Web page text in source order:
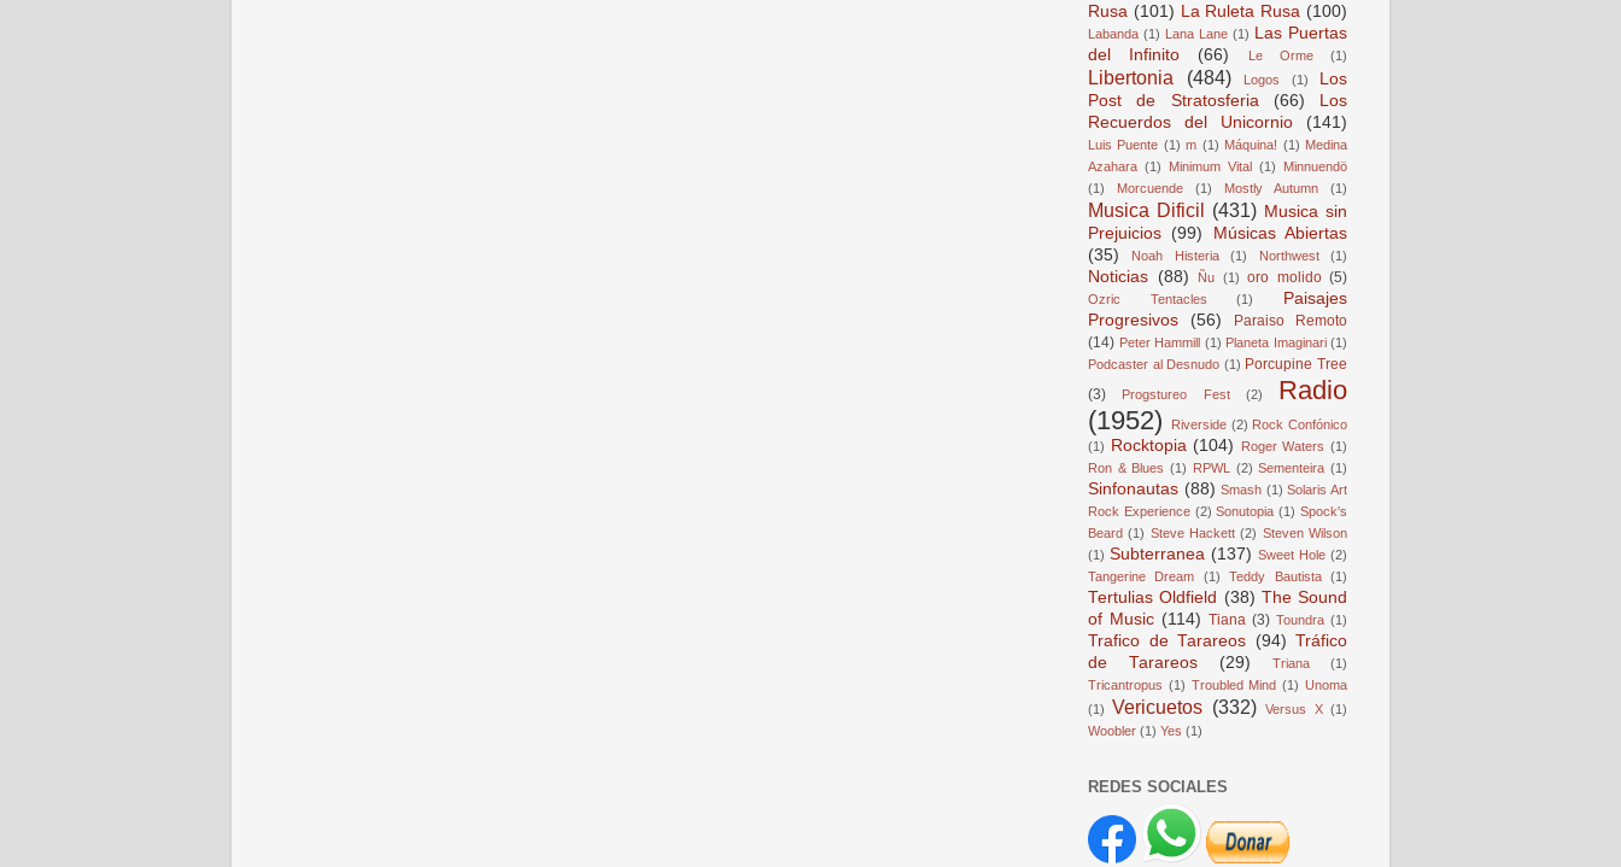
Rusa (101) La Ruleta Rusa (100)
Labanda (1) Lana Lane (1) Las Puertas
del Infinito
(66) Le Orme (1)
Libertonia (484) Logos (1)
Los
Post de Stratosferia
(66)
Los
Recuerdos del Unicornio
(141)
Luis Puente (1) m (1) Máquina! (1) Medina
Azahara (1) Minimum Vital (1)
Minnuendö
(1)
Morcuende (1) Mostly Autumn (1)
Musica Dificil (431) Musica sin
Prejuicios (99)
Músicas Abiertas
(35)
Noah Histeria (1) Northwest (1)
Noticias (88) Ñu (1) oro molido (5)
Ozric Tentacles (1)
Paisajes
Progresivos
(56)
Paraiso Remoto
(14) Peter Hammill (1) Planeta Imaginari (1)
Podcaster al Desnudo (1) Porcupine Tree
(3)
Progstureo Fest (2)
Radio
(1952)
Riverside (2) Rock Confónico
(1) Rocktopia (104) Roger Waters (1)
Ron & Blues (1) RPWL (2) Sementeira (1)
Sinfonautas (88) Smash (1) Solaris Art
Rock Experience (2) Sonutopia (1) Spock's
Beard (1) Steve Hackett (2) Steven Wilson
(1) Subterranea (137) Sweet Hole (2)
Tangerine Dream
(1) Teddy Bautista (1)
Tertulias Oldfield (38) The Sound
of Music (114) Tiana (3) Toundra (1)
Trafico de Tarareos (94) Tráfico
de Tarareos
(29) Triana
(1)
Tricantropus (1) Troubled Mind (1) Unoma
(1)
Vericuetos (332) Versus X (1)
Woobler (1) Yes (1)
REDES SOCIALES